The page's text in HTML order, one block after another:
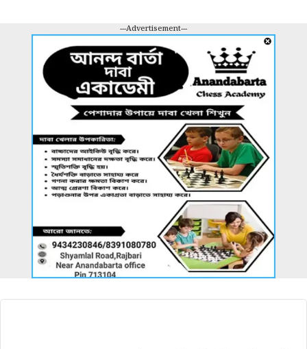
---Advertisement---